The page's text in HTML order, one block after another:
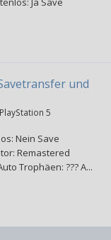
und
PlayStation 5
Nein Save
Remastered
Trophäen: ??? A...